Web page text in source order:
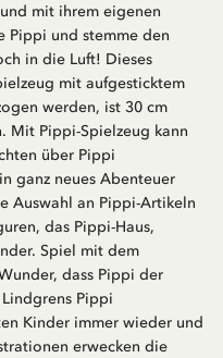
mit ihrem eigenen
Pippi und stemme den
in die Luft! Dieses
mit aufgesticktem
werden, ist 30 cm
Mit Pippi-Spielzeug kann
über Pippi
ganz neues Abenteuer
Auswahl an Pippi-Artikeln
das Pippi-Haus,
Spiel mit dem
dass Pippi der
Pippi
Kinder immer wieder und
erwecken die